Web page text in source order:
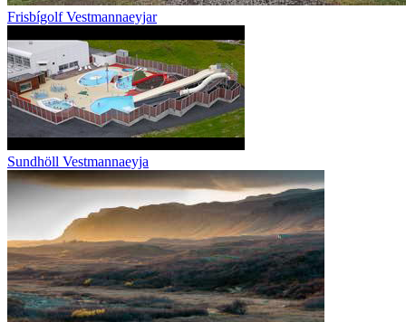
Frisbígolf Vestmannaeyjar
Sundhöll Vestmannaeyja